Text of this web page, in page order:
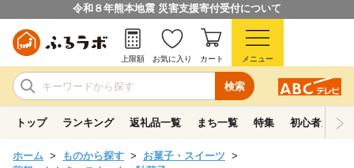
令和８年熊本地震 災害支援寄付受付について
検索
上限額 お気に入り カート メニュー
トップ ランキング 返礼品一覧 まち一覧 特集 初心者ガイド
ホーム ものから探す
お菓子・スイーツ